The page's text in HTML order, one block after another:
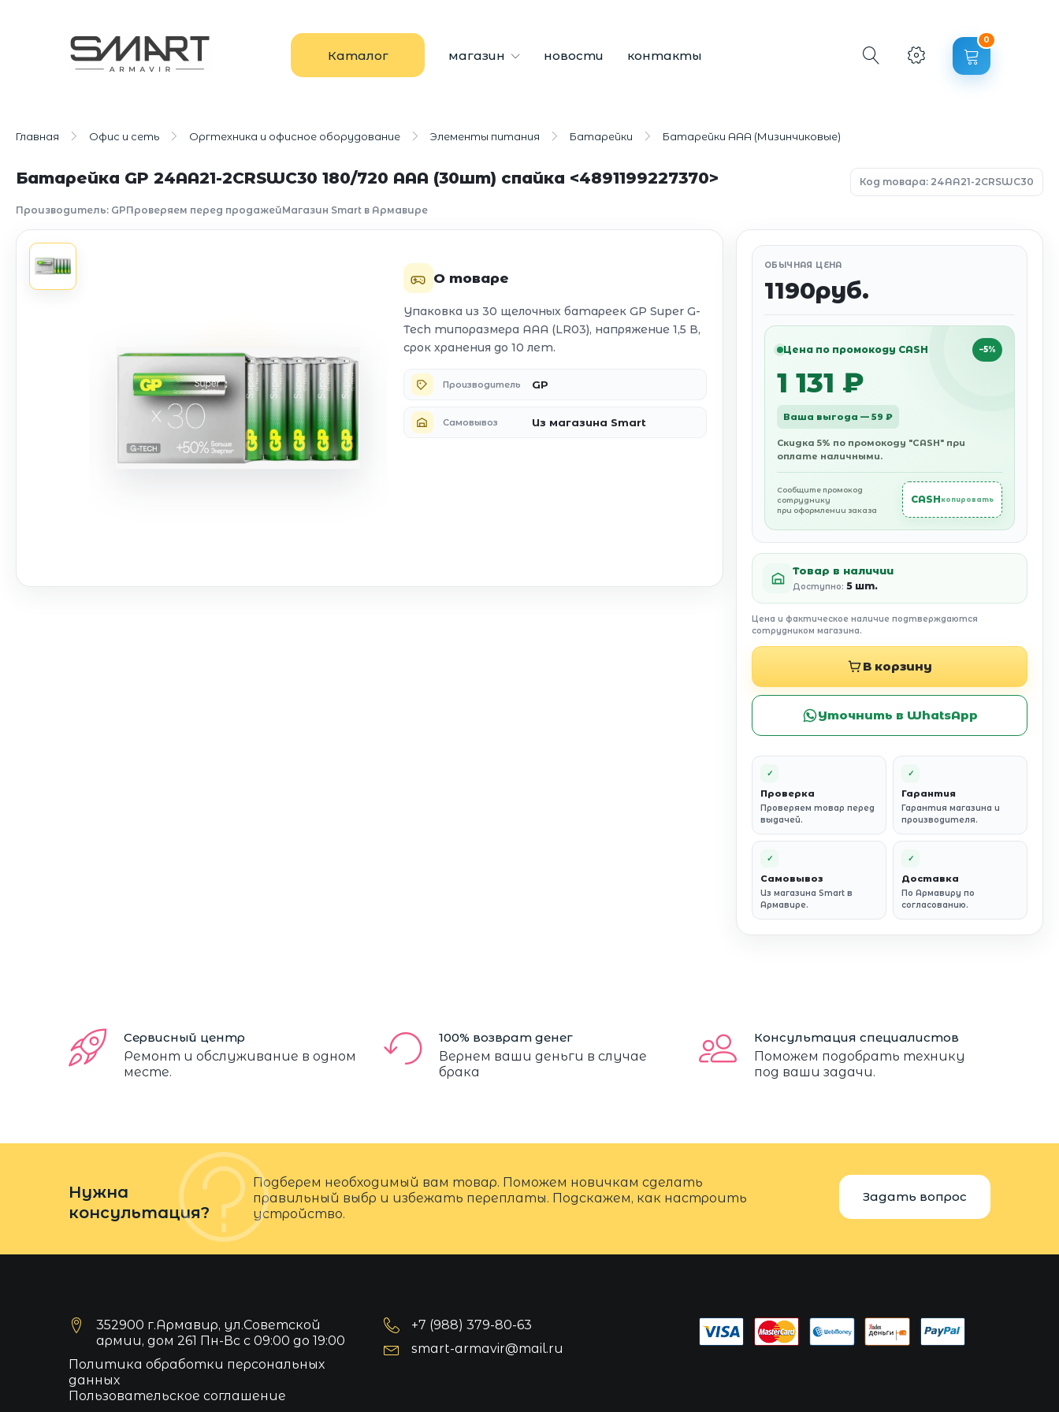
Каталог магазин новости контакты
0
Главная Офис и сеть Оргтехника и офисное оборудование Элементы питания Батарейки Батарейки AAA (Мизинчиковые)
Батарейка GP 24AA21-2CRSWC30 180/720 AAA (30шт) спайка <4891199227370> Код товара: 24AA21-2CRSWC30
Производитель: GPПроверяем перед продажейМагазин Smart в Армавире
О товаре
Упаковка из 30 щелочных батареек GP Super G-
Tech типоразмера AAA (LR03), напряжение 1,5 В,
срок хранения до 10 лет.
Производитель GP
Самовывоз Из магазина Smart
ОБЫЧНАЯ ЦЕНА
1190руб.
Цена по промокоду CASH −5%
1 131 ₽
Ваша выгода — 59 ₽
Скидка 5% по промокоду "CASH" при
оплате наличными.
Сообщите промокод
сотруднику
при оформлении заказа
CASH копировать
Товар в наличии
Доступно: 5 шт.
Цена и фактическое наличие подтверждаются
сотрудником магазина.
В корзину
Уточнить в WhatsApp
✓
Проверка
Проверяем товар перед
выдачей.
✓
Гарантия
Гарантия магазина и
производителя.
✓
Самовывоз
Из магазина Smart в
Армавире.
✓
Доставка
По Армавиру по
согласованию.
Сервисный центр
Ремонт и обслуживание в одном
месте.
100% возврат денег
Вернем ваши деньги в случае
брака
Консультация специалистов
Поможем подобрать технику
под ваши задачи.
Нужна
консультация?
Подберем необходимый вам товар. Поможем новичкам сделать
правильный выбр и избежать переплаты. Подскажем, как настроить
устройство.
Задать вопрос
352900 г.Армавир, ул.Советской
армии, дом 261 Пн-Вс с 09:00 до 19:00
Политика обработки персональных
данных
Пользовательское соглашение
+7 (988) 379-80-63
smart-armavir@mail.ru